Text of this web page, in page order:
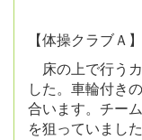
【体操クラブＡ】
床の上で行う
した。車輪付き
合います。チー
を狙っていました